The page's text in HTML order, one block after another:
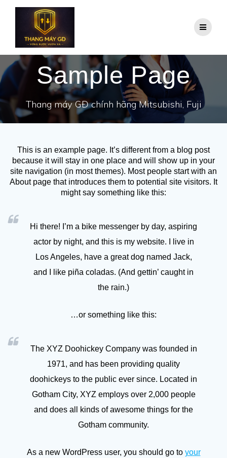
Sample Page
Thang máy GĐ chính hãng Mitsubishi, Fuji
This is an example page. It’s different from a blog post
because it will stay in one place and will show up in your
site navigation (in most themes). Most people start with an
About page that introduces them to potential site visitors. It
might say something like this:
Hi there! I’m a bike messenger by day, aspiring
actor by night, and this is my website. I live in
Los Angeles, have a great dog named Jack,
and I like piña coladas. (And gettin’ caught in
the rain.)
…or something like this:
The XYZ Doohickey Company was founded in
1971, and has been providing quality
doohickeys to the public ever since. Located in
Gotham City, XYZ employs over 2,000 people
and does all kinds of awesome things for the
Gotham community.
As a new WordPress user, you should go to your